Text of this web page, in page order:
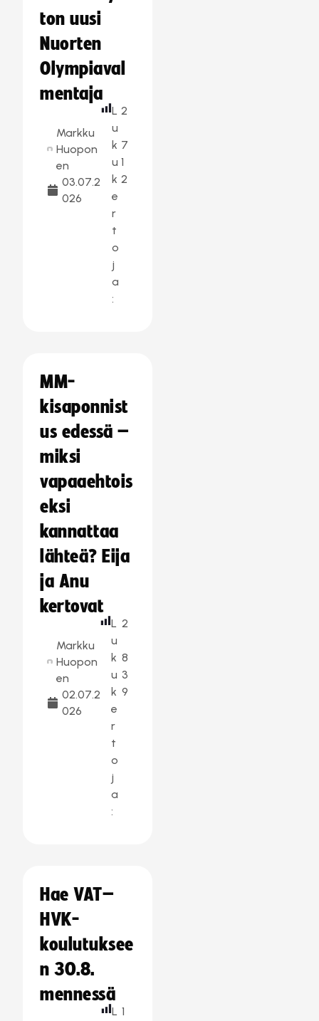
ton uusi
Nuorten
Olympiaval
mentaja
Markku
Huopon
en
03.07.2
026
L
u
k
u
k
e
r
t
o
j
a
:
2
7
1
2
MM-
kisaponnist
us edessä –
miksi
vapaaehtois
eksi
kannattaa
lähteä? Eija
ja Anu
kertovat
Markku
Huopon
en
02.07.2
026
L
u
k
u
k
e
r
t
o
j
a
:
2
8
3
9
Hae VAT–
HVK-
koulutuksee
n 30.8.
mennessä
L 1